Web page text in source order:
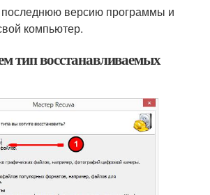
последнюю версию программы и
компьютер.
тип восстанавливаемых